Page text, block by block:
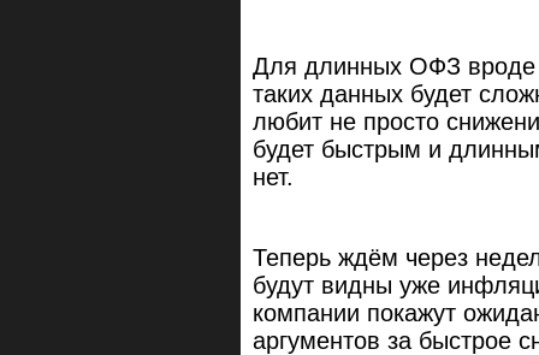
Для длинных ОФЗ вроде
таких данных будет
любит не просто
будет быстрым и
нет.
Теперь ждём через
будут видны уже
компании покажут
аргументов за быстрое